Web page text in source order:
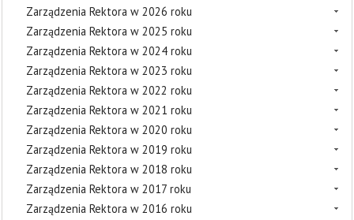
Zarządzenia Rektora w 2026 roku
Zarządzenia Rektora w 2025 roku
Zarządzenia Rektora w 2024 roku
Zarządzenia Rektora w 2023 roku
Zarządzenia Rektora w 2022 roku
Zarządzenia Rektora w 2021 roku
Zarządzenia Rektora w 2020 roku
Zarządzenia Rektora w 2019 roku
Zarządzenia Rektora w 2018 roku
Zarządzenia Rektora w 2017 roku
Zarządzenia Rektora w 2016 roku